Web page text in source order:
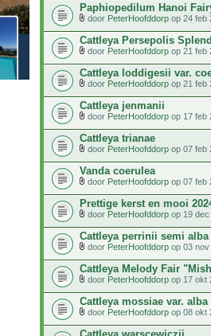
Paphiopedilum Hanoi
door PeterHoofddorp op 24 feb
Cattleya Persepolis
door PeterHoofddorp op 21 feb
Cattleya loddigesii var.
door PeterHoofddorp op 21 feb
Cattleya jenmanii
door PeterHoofddorp op 17 feb
Cattleya trianae
door PeterHoofddorp op 07 feb
Vanda coerulea
door PeterHoofddorp op 07 feb
Prettige kerst en mooi
door PeterHoofddorp op 19
Cattleya perrinii semi alba
door PeterHoofddorp op 03
Cattleya Melody Fair
door PeterHoofddorp op 17 okt
Cattleya mossiae var. alba
door PeterHoofddorp op 08 okt
Cattleya warscewiczii